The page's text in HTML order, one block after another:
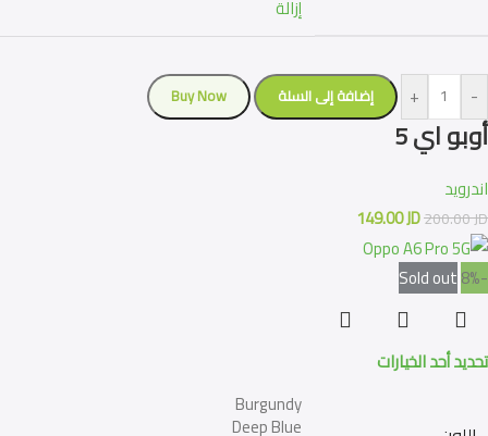
إزالة
-
+ إضافة إلى السلة Buy Now
أوبو اي 5
اندرويد
200.00JD
149.00JD
-8%
Sold out
تحديد أحد الخيارات
Burgundy
Deep Blue